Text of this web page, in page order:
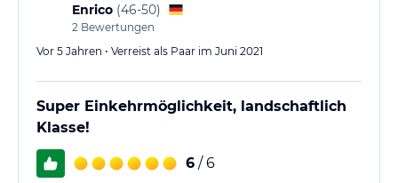
Enrico (46-50)
2 Bewertungen
Vor 5 Jahren • Verreist als Paar im Juni 2021
Super Einkehrmöglichkeit, landschaftlich
Klasse!
6 / 6